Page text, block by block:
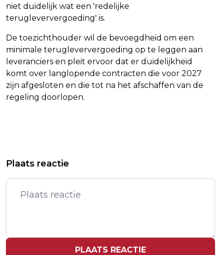
niet duidelijk wat een 'redelijke
terugleververgoeding' is.
De toezichthouder wil de bevoegdheid om een
minimale terugleververgoeding op te leggen aan
leveranciers en pleit ervoor dat er duidelijkheid
komt over langlopende contracten die voor 2027
zijn afgesloten en die tot na het afschaffen van de
regeling doorlopen.
ENERGIEARMOEDE, BELASTING OP
ACM: VOORSTEL EINDE
SALDERINGSREGELING UITVOERBAAR
MITS AANGEPAST
Plaats reactie
PLAATS REACTIE